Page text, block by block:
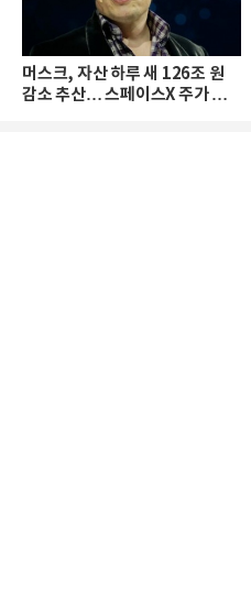
머스크, 자산 하루 새 126조 원
감소 추산… 스페이스X 주가 하